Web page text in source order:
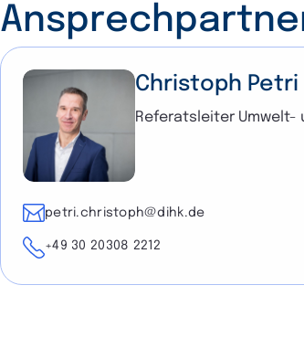
Christoph Petri
Referatsleiter
E-Mailpetri.christoph@dihk.de
Telefon
+49 30 20308 2212